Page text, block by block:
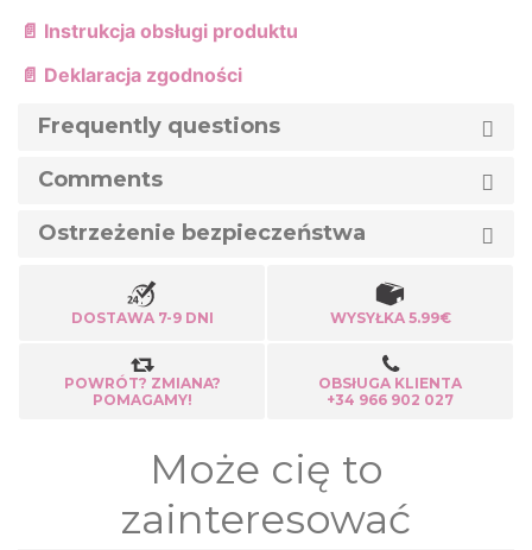
📄 Instrukcja obsługi produktu
📄 Deklaracja zgodności
Frequently questions
Comments
Ostrzeżenie bezpieczeństwa
DOSTAWA 7-9 DNI WYSYŁKA 5.99€
POWRÓT? ZMIANA?
POMAGAMY!
OBSłUGA KLIENTA
+34 966 902 027
Może cię to
zainteresować